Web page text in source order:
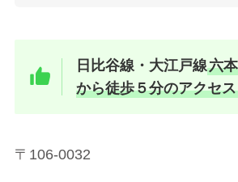
日比谷線・大江戸線六
から徒歩５分のアクセス
〒106-0032